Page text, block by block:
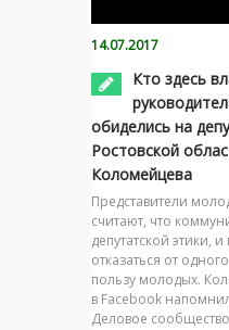
14.07.2017
Кто здесь
обиделись на
Ростовской
Коломейцева
Представители
считают, что
депутатской этики,
отказаться от
пользу молодых.
в Facebook
Деловое